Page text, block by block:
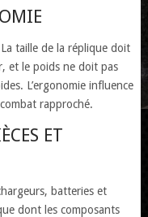
taille de la réplique doit
et le poids ne doit pas
L’ergonomie influence
rapproché.
ET
batteries et
dont les composants